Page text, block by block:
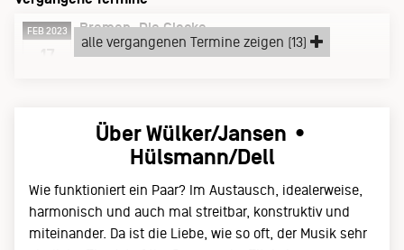
FEB 2023 Bremen Die Glocke
Freitag, 17.02.23
alle vergangenen Termine zeigen (13)
Über Wülker/Jansen •
Hülsmann/Dell
Wie funktioniert ein Paar? Im Austausch, idealerweise,
harmonisch und auch mal streitbar, konstruktiv und
miteinander. Da ist die Liebe, wie so oft, der Musik sehr